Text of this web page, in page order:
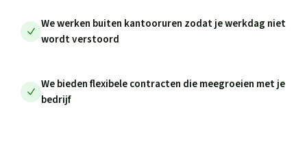
We werken buiten kantooruren zodat je werkdag niet
wordt verstoord
We bieden flexibele contracten die meegroeien met je
bedrijf